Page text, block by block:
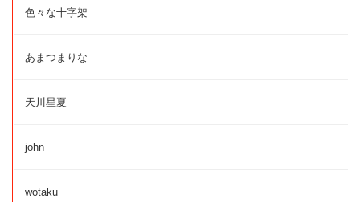
色々な十字架
あまつまりな
天川星夏
john
wotaku